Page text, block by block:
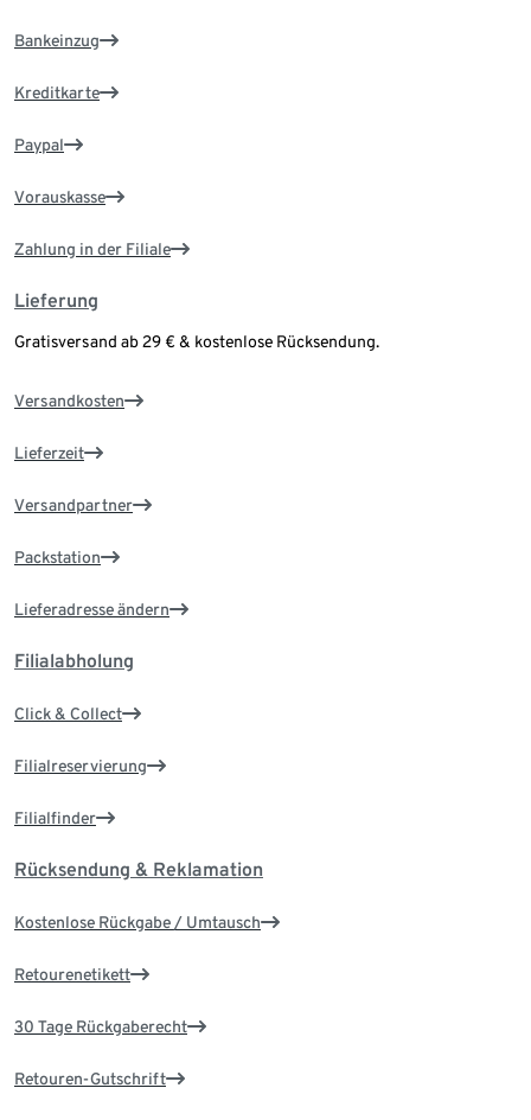
Bankeinzug
Kreditkarte
Paypal
Vorauskasse
Zahlung in der Filiale
Lieferung
Gratisversand ab 29 € & kostenlose Rücksendung.
Versandkosten
Lieferzeit
Versandpartner
Packstation
Lieferadresse ändern
Filialabholung
Click & Collect
Filialreservierung
Filialfinder
Rücksendung & Reklamation
Kostenlose Rückgabe / Umtausch
Retourenetikett
30 Tage Rückgaberecht
Retouren-Gutschrift